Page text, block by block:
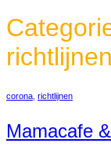
richtlijnen
corona, richtlijnen
Mamacafe